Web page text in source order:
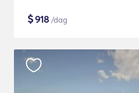
$918 /dag